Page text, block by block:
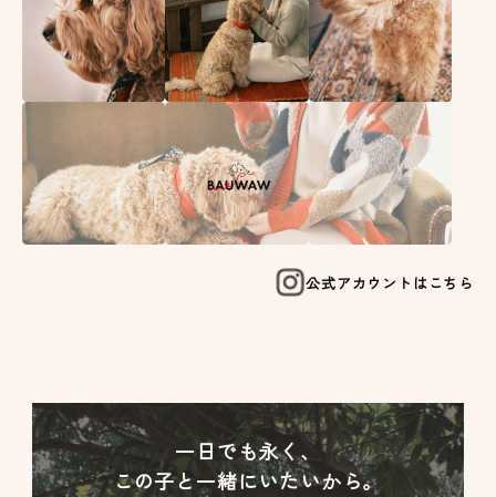
公式アカウントはこちら
一日でも永く、
この子と一緒にいたいから。